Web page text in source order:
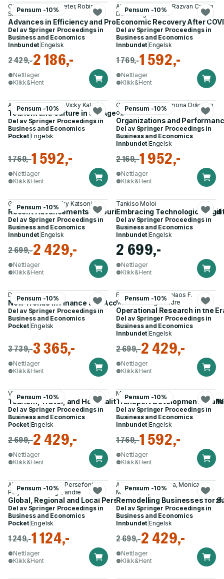
Pensum -10%
Christopher F. Parmeter, Robin C.
Sickles
Advances in Efficiency and Productivity Analysis
Del av Springer Proceedings in
Business and Economics
Innbundet |Engelsk
2 429,-2 186,-
Nettlager
Klikk&Hent
Pensum -10%
Alina Mihaela Dima, Razvan Catalin
Dobrea og 1 annen
Economic Recovery After
Del av Springer Proceedings in
Business and Economics
Innbundet |Engelsk
1 769,-1 592,-
Nettlager
Klikk&Hent
Pensum -10%
Anastasia Stratigea, Vicky Katsoni
Tourism and Culture in the Age of Innovation
Del av Springer Proceedings in
Business and Economics
Pocket| Engelsk
1 769,-1 592,-
Nettlager
Klikk&Hent
Pensum -10%
Claudia Ogrean, Ramona Orăștean
og 1 annen
Organizations and
Del av Springer Proceedings in
Business and Economics
Innbundet |Engelsk
2 169,-1 952,-
Nettlager
Klikk&Hent
Pensum -10%
George Cassar, Vicky Katsoni
Recent Advancements in Tourism Business, Technology
Del av Springer Proceedings in
Business and Economics
Innbundet |Engelsk
2 699,-2 429,-
Nettlager
Klikk&Hent
Tankiso Moloi
Embracing Technological
Del av Springer Proceedings in
Business and Economics
Innbundet |Engelsk
2 699,-
Nettlager
Klikk&Hent
Pensum -10%
David Procházka
New Trends in Finance and Accounting
Del av Springer Proceedings in
Business and Economics
Pocket| Engelsk
3 739,-3 365,-
Nettlager
Klikk&Hent
Pensum -10%
Fotis C. Kitsios, Nikolaos F.
Matsatsinis og 2 andre
Operational Research in the
Del av Springer Proceedings in
Business and Economics
Innbundet |Engelsk
2 699,-2 429,-
Nettlager
Klikk&Hent
Pensum -10%
Vicky Katsoni
Tourism, Travel, and Hospitality in a Smart and Sustainable
Del av Springer Proceedings in
Business and Economics
Pocket| Engelsk
2 699,-2 429,-
Nettlager
Klikk&Hent
Pensum -10%
Michal Suchanek
Transport Development
Del av Springer Proceedings in
Business and Economics
Innbundet |Engelsk
1 769,-1 592,-
Nettlager
Klikk&Hent
Pensum -10%
Alexandra Horobet, Persefoni
Polychronidou og 2 andre
Global, Regional and Local Perspectives on the Economies
Del av Springer Proceedings in
Business and Economics
Pocket| Engelsk
1 249,-1 124,-
Nettlager
Klikk&Hent
Pensum -10%
Adina Letiția Negrușa, Monica
Maria Coroş
Remodelling Businesses for
Del av Springer Proceedings in
Business and Economics
Innbundet |Engelsk
2 699,-2 429,-
Nettlager
Klikk&Hent